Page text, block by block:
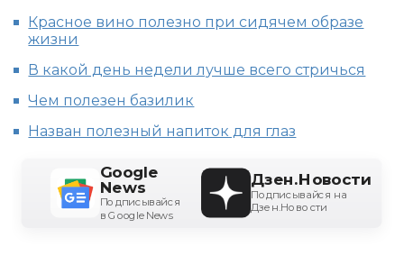
Красное вино полезно при сидячем образе
жизни
В какой день недели лучше всего стричься
Чем полезен базилик
Назван полезный напиток для глаз
Google
News
Подписывайся
в Google News
Дзен.Новости
Подписывайся на
Дзен.Новости